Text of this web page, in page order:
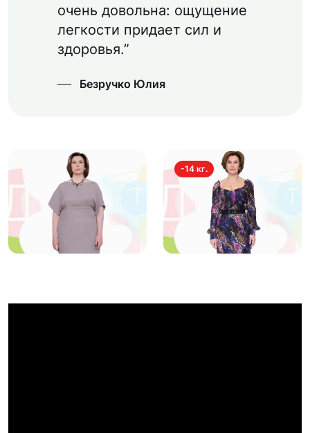
очень довольна: ощущение
легкости придает сил и
здоровья.”
Безручко Юлия
-14 кг.